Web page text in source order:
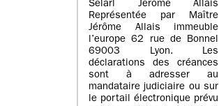
Selarl Jerome Allais
Représentée par Maître
Jérôme Allais immeuble
l’europe 62 rue de Bonnel
69003 Lyon. Les
déclarations des créances
sont à adresser au
mandataire judiciaire ou sur
le portail électronique prévu